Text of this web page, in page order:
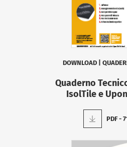
DOWNLOAD
Quaderno
IsolTile e
PDF -